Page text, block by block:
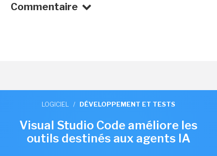
Commentaire
LOGICIEL / DÉVELOPPEMENT ET TESTS
Visual Studio Code améliore les
outils destinés aux agents IA